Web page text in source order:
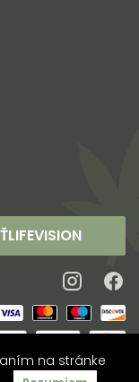
na stránke